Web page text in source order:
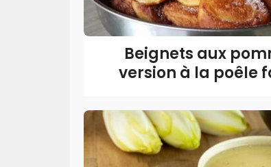
Beignets aux
version à la poêle